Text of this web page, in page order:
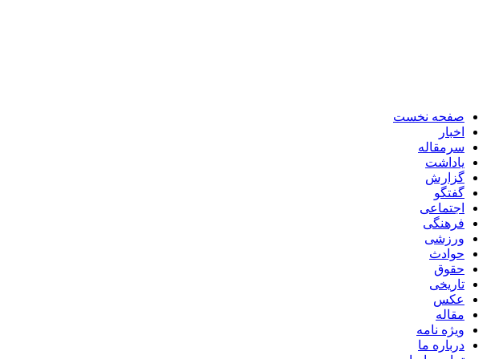
صفحه نخست
اخبار
سرمقاله
یاداشت
گزارش
گفتگو
اجتماعی
فرهنگی
ورزشی
حوادث
حقوق
تاریخی
عکس
مقاله
ویژه نامه
درباره ما